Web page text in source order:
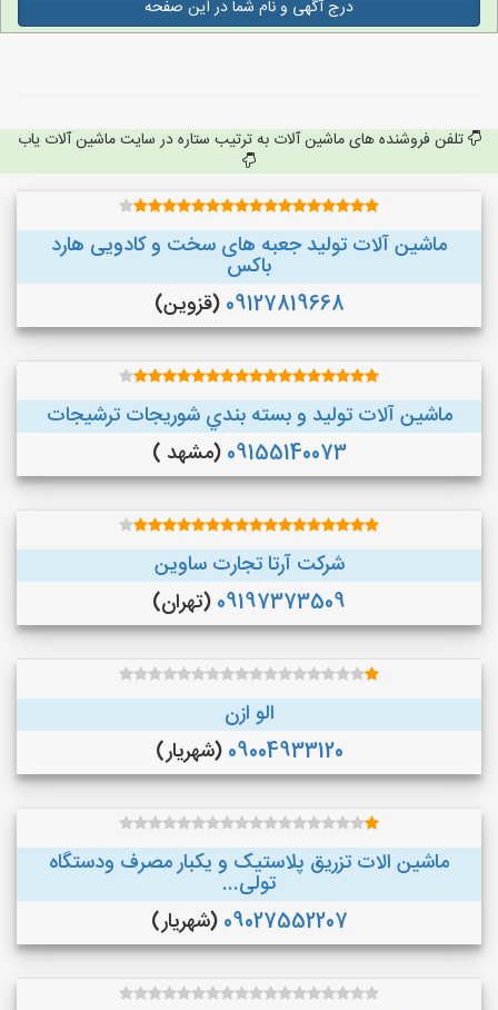
درج آگهی و نام شما در این صفحه
تلفن فروشنده های ماشین آلات به ترتیب ستاره در سایت ماشین آلات یاب
ماشین آلات تولید جعبه های سخت و کادویی هارد
باکس
09127819668 (قزوین)
ماشین آلات توليد و بسته بندي شوريجات ترشيجات
09155140073 (مشهد )
شرکت آرتا تجارت ساوین
09197373509 (تهران)
الو ازن
09004933120 (شهریار)
ماشین الات تزریق پلاستیک و یکبار مصرف ودستگاه
تولی...
09027552207 (شهریار)